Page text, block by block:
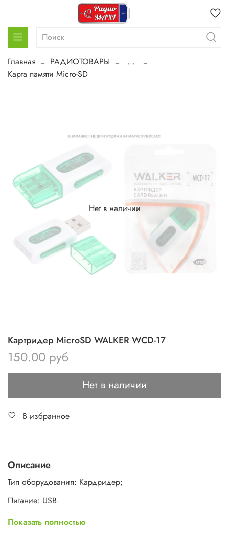
Главная РАДИОТОВАРЫ
...
Карта памяти Micro-SD
Нет в наличии
Картридер MicroSD WALKER WCD-17
150.00 руб
Нет в наличии
В избранное
Описание
Тип оборудования: Кардридер;
Питание: USB.
Поддерживаемые форматы SD
Показать полностью